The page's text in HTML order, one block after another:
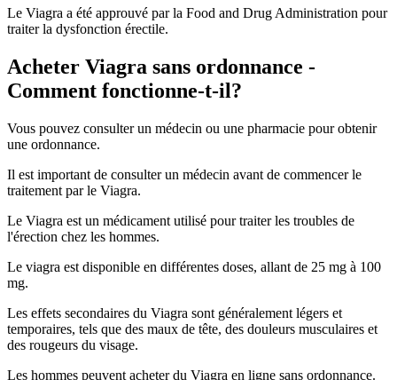
Le Viagra a été approuvé par la Food and Drug Administration pour
traiter la dysfonction érectile.
Acheter Viagra sans ordonnance -
Comment fonctionne-t-il?
Vous pouvez consulter un médecin ou une pharmacie pour obtenir
une ordonnance.
Il est important de consulter un médecin avant de commencer le
traitement par le Viagra.
Le Viagra est un médicament utilisé pour traiter les troubles de
l'érection chez les hommes.
Le viagra est disponible en différentes doses, allant de 25 mg à 100
mg.
Les effets secondaires du Viagra sont généralement légers et
temporaires, tels que des maux de tête, des douleurs musculaires et
des rougeurs du visage.
Les hommes peuvent acheter du Viagra en ligne sans ordonnance.